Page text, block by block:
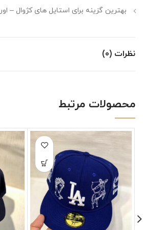
بهترین گزینه برای استایل های کژوال – اور
نظرات (0)
محصولات مرتبط